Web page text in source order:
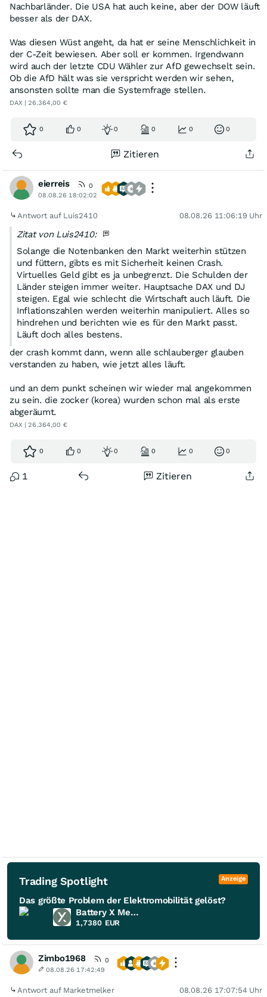
Nachbarländer. Die USA hat auch keine, aber der DOW läuft
besser als der DAX.
Was diesen Wüst angeht, da hat er seine Menschlichkeit in
der C-Zeit bewiesen. Aber soll er kommen. Irgendwann
wird auch der letzte CDU Wähler zur AfD gewechselt sein.
Ob die AfD hält was sie verspricht werden wir sehen,
ansonsten sollte man die Systemfrage stellen.
DAX | 26.364,00 €
0 0 0 0 0 0
Zitieren
eierreis
0
08.08.26 18:02:02
Antwort auf Luis2410 08.08.26 11:06:19 Uhr
Zitat von Luis2410:
Solange die Notenbanken den Markt weiterhin stützen
und füttern, gibts es mit Sicherheit keinen Crash.
Virtuelles Geld gibt es ja unbegrenzt. Die Schulden der
Länder steigen immer weiter. Hauptsache DAX und DJ
steigen. Egal wie schlecht die Wirtschaft auch läuft. Die
Inflationszahlen werden weiterhin manipuliert. Alles so
hindrehen und berichten wie es für den Markt passt.
Läuft doch alles bestens.
der crash kommt dann, wenn alle schlauberger glauben
verstanden zu haben, wie jetzt alles läuft.
und an dem punkt scheinen wir wieder mal angekommen
zu sein. die zocker (korea) wurden schon mal als erste
abgeräumt.
DAX | 26.364,00 €
0 0 0 0 0 0
1 Zitieren
Trading Spotlight Anzeige
Das größte Problem der Elektromobilität gelöst?
Battery X Metals
1,7380 EUR
Zimbo1968
0
08.08.26 17:42:49
Antwort auf Marketmelker 08.08.26 17:07:54 Uhr